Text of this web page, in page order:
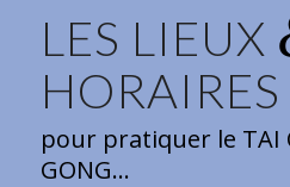
LES LIEUX
HORAIRES
pour pratiquer le TAI
GONG…